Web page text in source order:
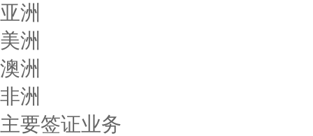
亚洲
美洲
澳洲
非洲
主要签证业务